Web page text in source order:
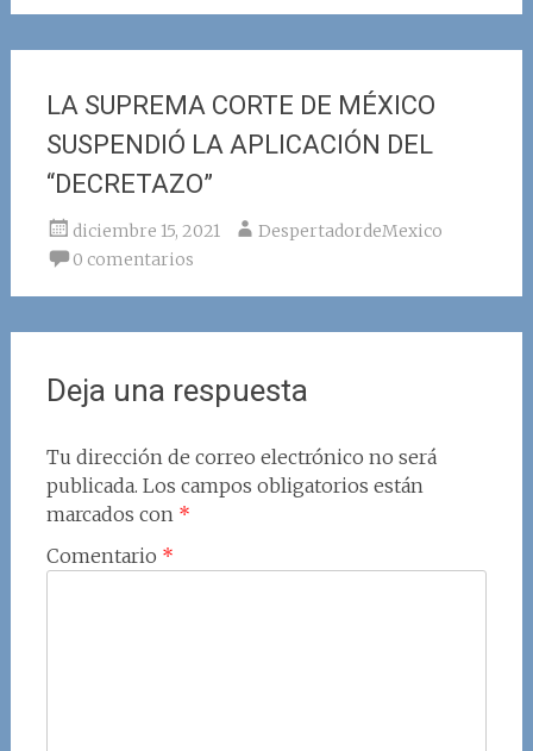
LA SUPREMA CORTE DE MÉXICO
SUSPENDIÓ LA APLICACIÓN DEL
“DECRETAZO”
diciembre 15, 2021
DespertadordeMexico
0 comentarios
Deja una respuesta
Tu dirección de correo electrónico no será
publicada. Los campos obligatorios están
marcados con *
Comentario *